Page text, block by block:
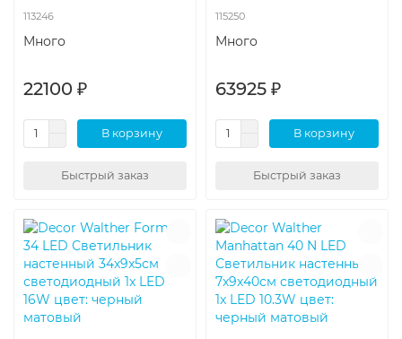
113246
Много
22100 ₽
В корзину
Быстрый заказ
115250
Много
63925 ₽
В корзину
Быстрый заказ